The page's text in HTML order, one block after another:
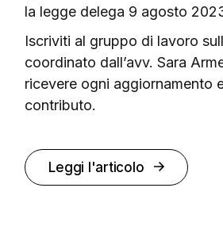
la legge delega 9 agosto
Iscriviti al gruppo di lavoro
coordinato dall’avv. Sara
ricevere ogni aggiornamento
contributo.
Leggi l'articolo